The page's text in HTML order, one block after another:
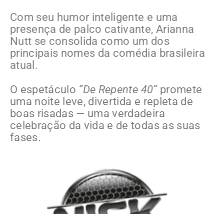
Com seu humor inteligente e uma
presença de palco cativante, Arianna
Nutt se consolida como um dos
principais nomes da comédia brasileira
atual.
O espetáculo “De Repente 40”promete
uma noite leve, divertida e repleta de
boas risadas — uma verdadeira
celebração da vida e de todas as suas
fases.